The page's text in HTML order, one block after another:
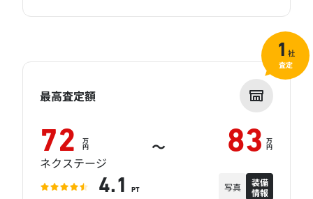
最高査定額
72 万
円 ～ 83 万
円
ネクステージ
4.1 PT 写真
装備
情報
1 社
査定